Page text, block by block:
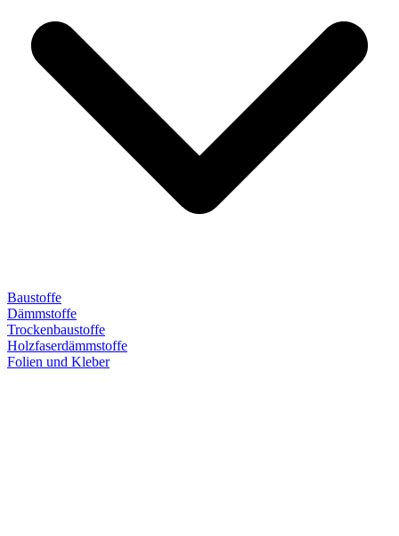
Baustoffe
Dämmstoffe
Trockenbaustoffe
Holzfaserdämmstoffe
Folien und Kleber